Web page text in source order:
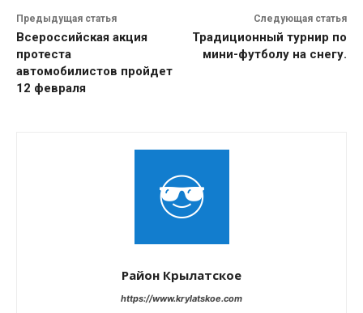
Предыдущая статья
Всероссийская акция
протеста
автомобилистов пройдет
12 февраля
Следующая статья
Традиционный турнир по
мини-футболу на снегу.
Район Крылатское
https://www.krylatskoe.com